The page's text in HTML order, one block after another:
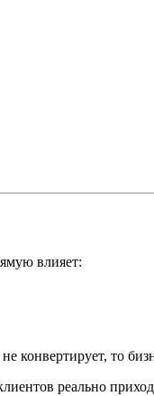
влияет:
конвертирует, то
реально